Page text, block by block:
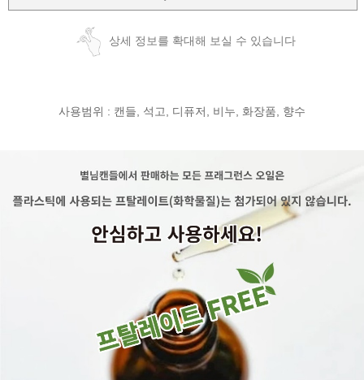
상세 정보를 확대해 보실 수 있습니다
사용범위 : 캔들, 석고, 디퓨저, 비누, 화장품, 향수